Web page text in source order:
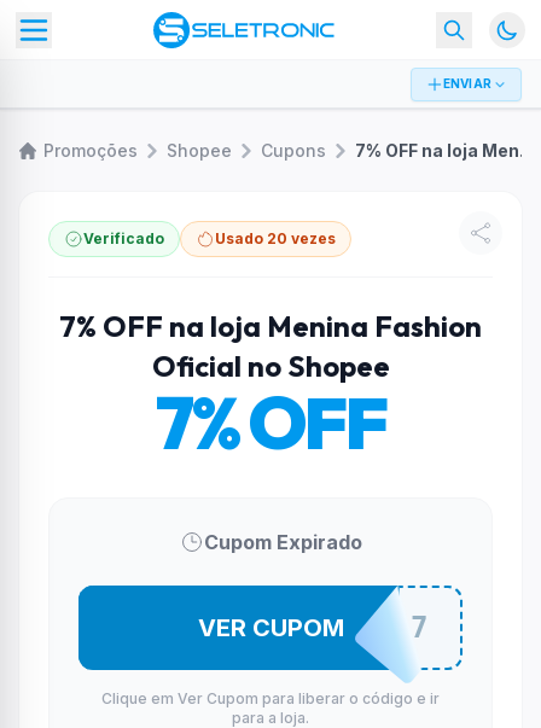
ENVIAR
Promoções Shopee Cupons 7% OFF na loja Menina Fashion Oficial no Shopee
Verificado Usado 20 vezes
7% OFF na loja Menina Fashion
Oficial no Shopee
7% OFF
Cupom Expirado
MENINA7
VER CUPOM
Clique em Ver Cupom para liberar o código e ir
para a loja.